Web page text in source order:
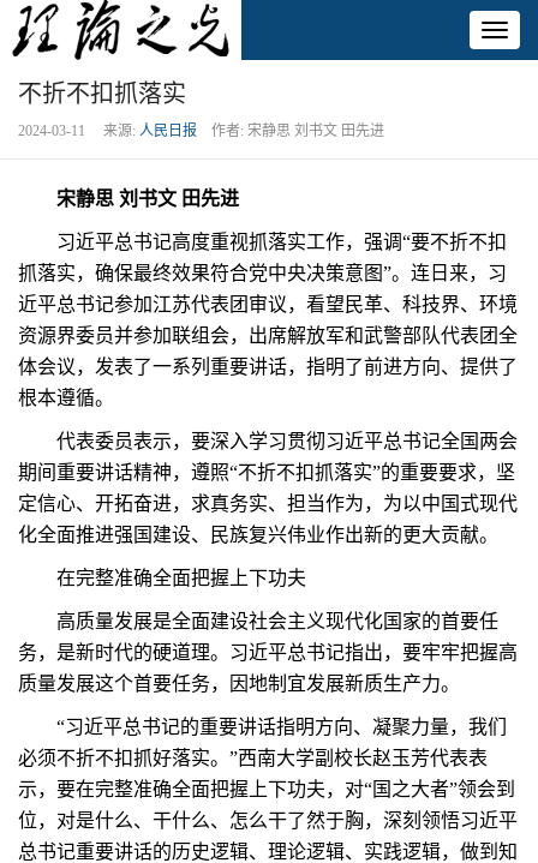
不折不扣抓落实
2024-03-11 来源: 人民日报 作者: 宋静思 刘书文 田先进
宋静思 刘书文 田先进
习近平总书记高度重视抓落实工作，强调“要不折不扣
抓落实，确保最终效果符合党中央决策意图”。连日来，习
近平总书记参加江苏代表团审议，看望民革、科技界、环境
资源界委员并参加联组会，出席解放军和武警部队代表团全
体会议，发表了一系列重要讲话，指明了前进方向、提供了
根本遵循。
代表委员表示，要深入学习贯彻习近平总书记全国两会
期间重要讲话精神，遵照“不折不扣抓落实”的重要要求，坚
定信心、开拓奋进，求真务实、担当作为，为以中国式现代
化全面推进强国建设、民族复兴伟业作出新的更大贡献。
在完整准确全面把握上下功夫
高质量发展是全面建设社会主义现代化国家的首要任
务，是新时代的硬道理。习近平总书记指出，要牢牢把握高
质量发展这个首要任务，因地制宜发展新质生产力。
“习近平总书记的重要讲话指明方向、凝聚力量，我们
必须不折不扣抓好落实。”西南大学副校长赵玉芳代表表
示，要在完整准确全面把握上下功夫，对“国之大者”领会到
位，对是什么、干什么、怎么干了然于胸，深刻领悟习近平
总书记重要讲话的历史逻辑、理论逻辑、实践逻辑，做到知